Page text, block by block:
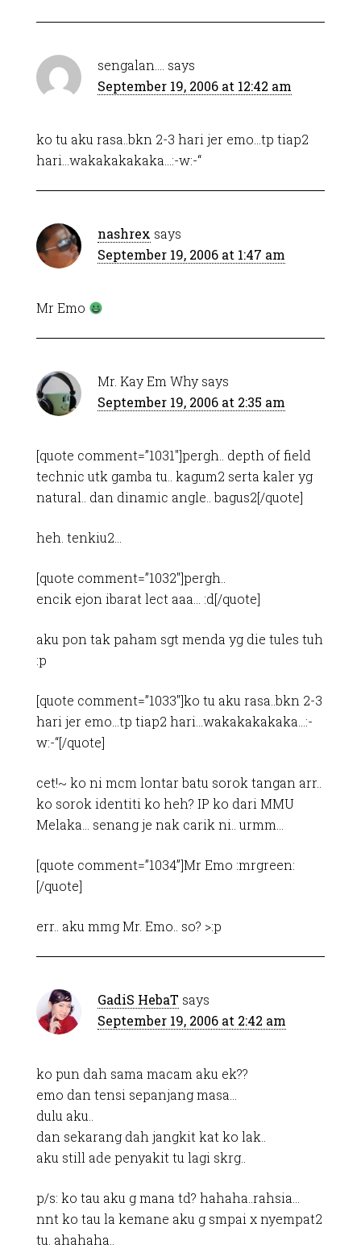
sengalan....
says
September 19, 2006 at 12:42 am
ko tu aku rasa..bkn 2-3 hari jer emo…tp tiap2
hari…wakakakakaka…:-w:-“
nashrex says
September 19, 2006 at 1:47 am
Mr Emo
Mr. Kay Em Why says
September 19, 2006 at 2:35 am
[quote comment=”1031″]pergh.. depth of field
technic utk gamba tu.. kagum2 serta kaler yg
natural.. dan dinamic angle.. bagus2[/quote]
heh. tenkiu2…
[quote comment=”1032″]pergh..
encik ejon ibarat lect aaa… :d[/quote]
aku pon tak paham sgt menda yg die tules tuh
:p
[quote comment=”1033″]ko tu aku rasa..bkn 2-3
hari jer emo…tp tiap2 hari…wakakakakaka…:-
w:-“[/quote]
cet!~ ko ni mcm lontar batu sorok tangan arr..
ko sorok identiti ko heh? IP ko dari MMU
Melaka… senang je nak carik ni.. urmm…
[quote comment=”1034”]Mr Emo :mrgreen:
[/quote]
err.. aku mmg Mr. Emo.. so? >:p
GadiS HebaT says
September 19, 2006 at 2:42 am
ko pun dah sama macam aku ek??
emo dan tensi sepanjang masa…
dulu aku..
dan sekarang dah jangkit kat ko lak..
aku still ade penyakit tu lagi skrg..
p/s: ko tau aku g mana td? hahaha..rahsia…
nnt ko tau la kemane aku g smpai x nyempat2
tu. ahahaha..